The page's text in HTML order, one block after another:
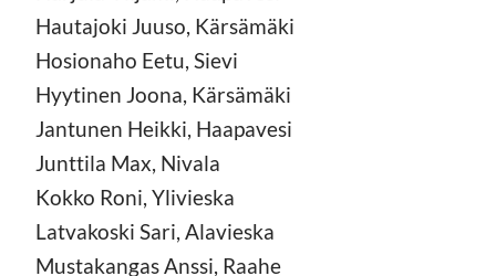
Hautajoki Juuso, Kärsämäki
Hosionaho Eetu, Sievi
Hyytinen Joona, Kärsämäki
Jantunen Heikki, Haapavesi
Junttila Max, Nivala
Kokko Roni, Ylivieska
Latvakoski Sari, Alavieska
Mustakangas Anssi, Raahe